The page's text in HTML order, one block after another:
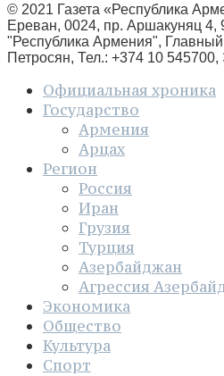
© 2021 Газета «Республика
Ереван, 0024, пр. Аршакуняц 4,
"Республика Армения",
Петросян, Тел.: +374 10 545700,
Официальная хроника
Государство
Армения
Арцах
Регион
Россия
Иран
Грузия
Турция
Азербайджан
Агрессия
Экономика
Общество
Культура
Спорт